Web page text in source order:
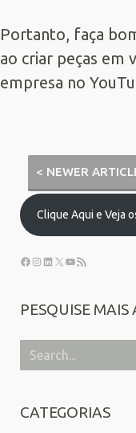
Portanto, faça
ao criar peças em
empresa no
< NEWER
Clique Aqui e Veja
PESQUISE MAIS
CATEGORIAS